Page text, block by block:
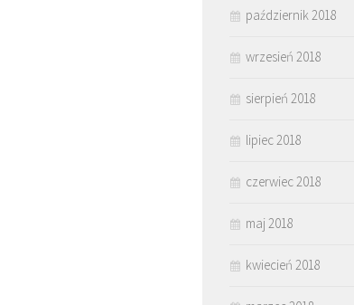
październik 2018
wrzesień 2018
sierpień 2018
lipiec 2018
czerwiec 2018
maj 2018
kwiecień 2018